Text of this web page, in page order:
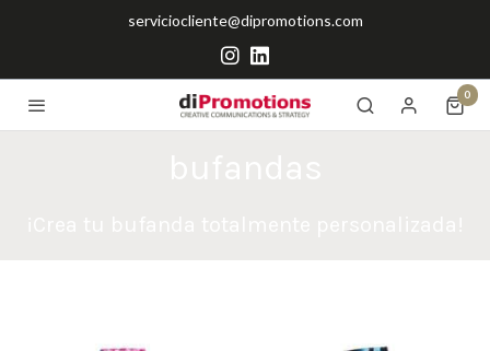
serviciocliente@dipromotions.com
0